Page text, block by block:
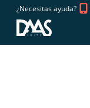
¿Necesitas ayuda?